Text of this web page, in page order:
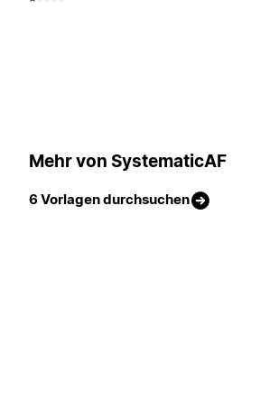
Mehr von SystematicAF
6 Vorlagen durchsuchen